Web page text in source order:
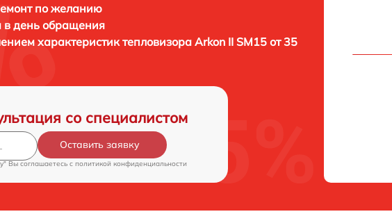
по желанию
в день обращения
характеристик тепловизораArkon II SM15 от 35
со специалистом
Оставить заявку
Вы соглашаетесь c политикой конфиденциальности